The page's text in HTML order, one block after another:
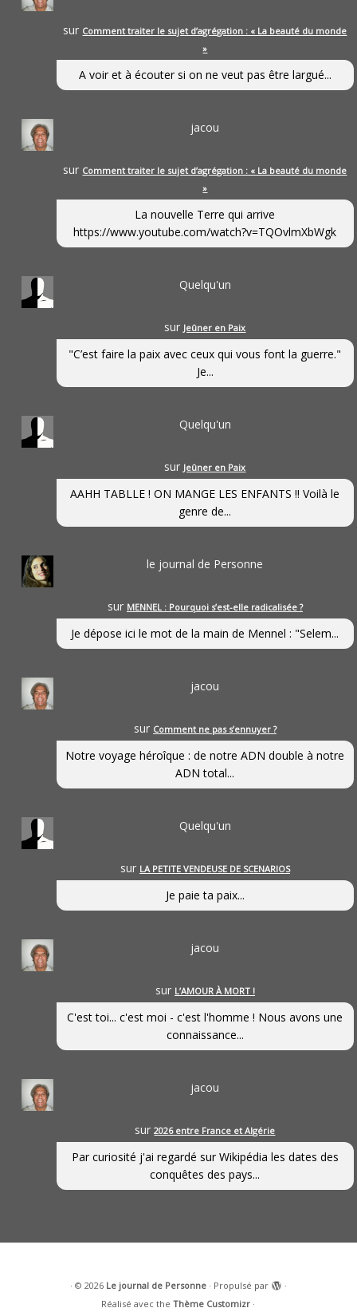
sur Comment traiter le sujet d’agrégation : « La beauté du monde
»
A voir et à écouter si on ne veut pas être largué...
jacou
sur Comment traiter le sujet d’agrégation : « La beauté du monde
»
La nouvelle Terre qui arrive
https://www.youtube.com/watch?v=TQOvlmXbWgk
Quelqu'un
sur Jeûner en Paix
"C’est faire la paix avec ceux qui vous font la guerre."
Je...
Quelqu'un
sur Jeûner en Paix
AAHH TABLLE ! ON MANGE LES ENFANTS !! Voilà le
genre de...
le journal de Personne
sur MENNEL : Pourquoi s’est-elle radicalisée ?
Je dépose ici le mot de la main de Mennel : "Selem...
jacou
sur Comment ne pas s’ennuyer ?
Notre voyage héroîque : de notre ADN double à notre
ADN total...
Quelqu'un
sur LA PETITE VENDEUSE DE SCENARIOS
Je paie ta paix...
jacou
sur L’AMOUR À MORT !
C'est toi... c'est moi - c'est l'homme ! Nous avons une
connaissance...
jacou
sur2026 entre France et Algérie
Par curiosité j'ai regardé sur Wikipédia les dates des
conquêtes des pays...
· © 2026 Le journal de Personne· Propulsé par
·
Réalisé avec theThème Customizr ·